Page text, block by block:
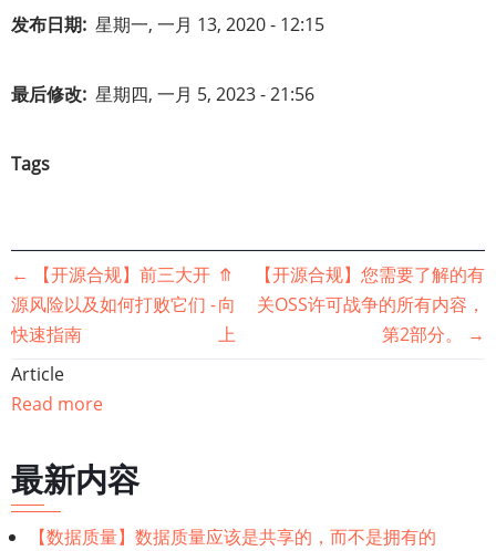
发布日期 星期一, 一月 13, 2020 - 12:15
最后修改 星期四, 一月 5, 2023 - 21:56
Tags
书
籍
遍
链
接：
←
【开源合规】前三大开
源风险以及如何打败它们 -
快速指南
⤊
向
上
【开源合规】您需要了解的有
关OSS许可战争的所有内容，
第2部分。
→
Article
Read more
最新内容
【数据质量】数据质量应该是共享的，而不是拥有的